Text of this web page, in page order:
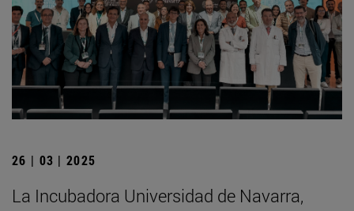
26 | 03 | 2025
La Incubadora Universidad de Navarra,